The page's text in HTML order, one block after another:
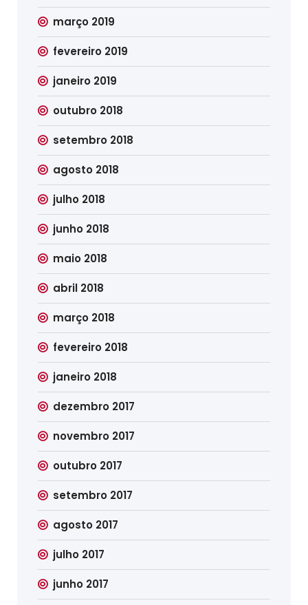
março 2019
fevereiro 2019
janeiro 2019
outubro 2018
setembro 2018
agosto 2018
julho 2018
junho 2018
maio 2018
abril 2018
março 2018
fevereiro 2018
janeiro 2018
dezembro 2017
novembro 2017
outubro 2017
setembro 2017
agosto 2017
julho 2017
junho 2017